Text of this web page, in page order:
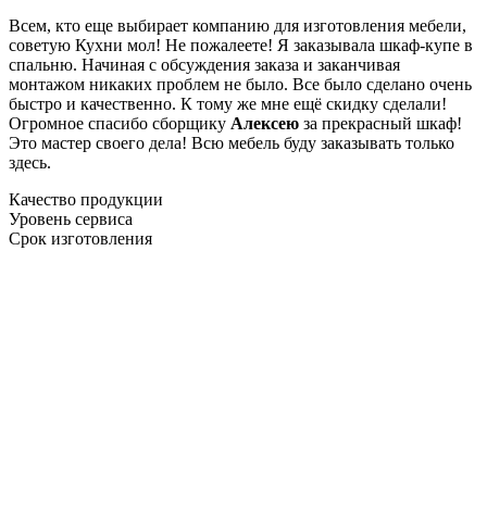
Всем, кто еще выбирает компанию для изготовления мебели,
советую Кухни мол! Не пожалеете! Я заказывала шкаф-купе в
спальню. Начиная с обсуждения заказа и заканчивая
монтажом никаких проблем не было. Все было сделано очень
быстро и качественно. К тому же мне ещё скидку сделали!
Огромное спасибо сборщику Алексею за прекрасный шкаф!
Это мастер своего дела! Всю мебель буду заказывать только
здесь.
Качество продукции
Уровень сервиса
Срок изготовления